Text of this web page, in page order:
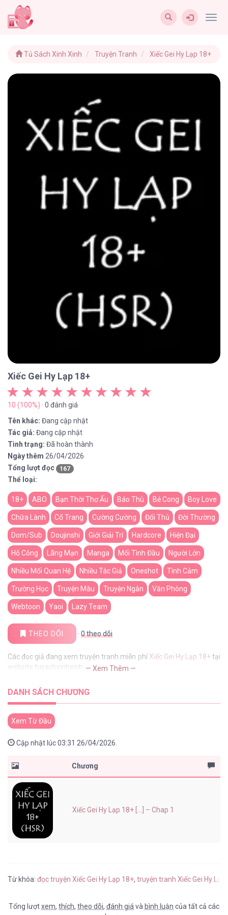
Tủ Sách Xinh Xinh Truyện Tranh Xiếc Gei Hy Lạp 18+
Xiếc Gei Hy Lạp 18+
10 (100%) · 0 đánh giá
Tên khác: Đang cập nhật
Tác giả: Đang cập nhật
Tình trạng: Đã hoàn thành
Ngày thêm 26/04/2026
Tổng lượt đọc
167
Thể loại:
18+ ABO Bạn Thời Thơ Ấu Báo Thù Bẻ Cong Boy Love
Chữa Lành Cổ Trang Cường Cường Đối Thủ Đời Thường
Dom/Sub Doujinshi Giới Giải Trí Hardcore Hiện Đại
Hỗ Công Lãng Mạn Manga Mối Tình Đầu Người Lớn
Nhiều Mối Quan Hệ Nhiều Tác Giả Oneshot Tình Cảm
Trường Học Truyện Màu Truyện Ngắn Văn Phòng
Webtoon Yaoi Lazy Team
THEO DÕI · 0theo dõi
Các đọc giả đang xem truyện tranh miễn phí Xiếc Gei Hy Lạp 18+tại
website tusachxinhxinh — Xem Thêm —
DANH SÁCH CHƯƠNG
Xem Từ Đầu
Cập nhật lúc 03:31 26/04/2026.
Chương
Xiếc Gei Hy Lạp 18+ [...] – Chap 1
Từ khóa: đọc truyện Xiếc Gei Hy Lạp 18+, truyện tranh Xiếc Gei Hy
Tổng lượtxem, thích, theo dõi, đánh giávà bình luận của tất cả các